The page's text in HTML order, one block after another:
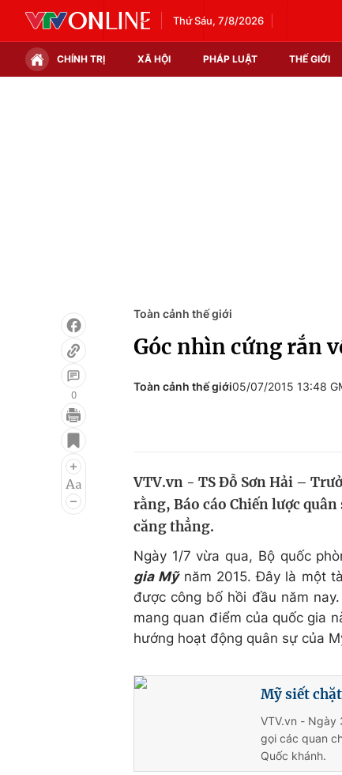
Thứ Sáu, 7/8/2026
CHÍNH TRỊ XÃ HỘI PHÁP LUẬT THẾ GIỚI
Điện ảnh
Âm nhạc
Làm đẹp
0
Toàn cảnh thế giới
Góc nhìn cứng rắn
Toàn cảnh thế giới05/07/2015 13:48
VTV.vn - TS Đỗ Sơn Hải –
rằng, Báo cáo Chiến lược
căng thẳng.
Ngày 1/7 vừa qua, Bộ quốc
gia Mỹnăm 2015. Đây là một
được công bố hồi đầu năm
mang quan điểm của quốc gia
hướng hoạt động quân sự của
Mỹ siết
VTV.vn - Ngày
gọi các quan
Quốc khánh.